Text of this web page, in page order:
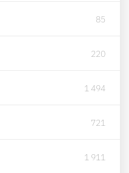
85
220
1 494
721
1 911